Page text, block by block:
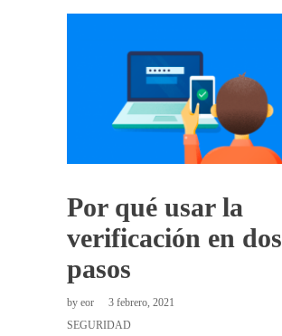
Por qué usar la
verificación en dos
pasos
by eor
3 febrero, 2021
SEGURIDAD